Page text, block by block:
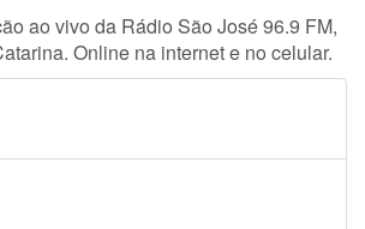
ao vivo da Rádio São José 96.9 FM,
Online na internet e no celular.